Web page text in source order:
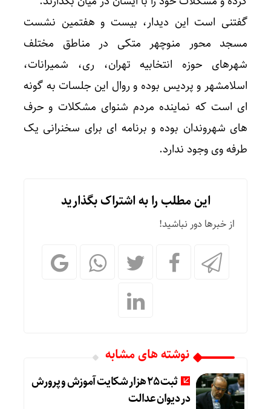
گفتنی است این دیدار، بیست و هفتمین نشست
مسجد محور منوچهر متکی در مناطق مختلف
شهرهای حوزه انتخابیه تهران، ری، شمیرانات،
اسلامشهر و پردیس بوده و روال این جلسات به گونه
ای است که نماینده مردم شنوای مشکلات و حرف
های شهروندان بوده و برنامه ای برای سخنرانی یک
طرفه وی وجود ندارد.
این مطلب را به اشتراک بگذارید
از خبرها دور نباشید!
نوشته های مشابه
ثبت ۲۵ هزار شکایت آموزش و پرورش
در دیوان عدالت